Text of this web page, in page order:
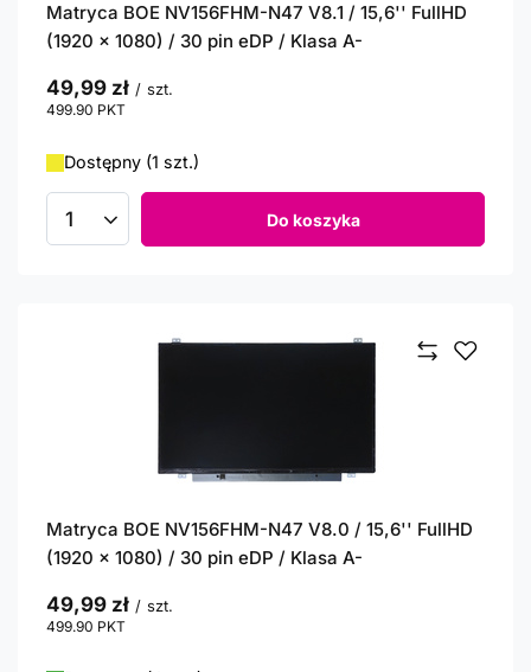
Matryca BOE NV156FHM-N47 V8.1 / 15,6'' FullHD
(1920 x 1080) / 30 pin eDP / Klasa A-
49,99 zł / szt.
499.90 PKT
Dostępny (1 szt.)
Ilość produktów Do koszyka
Matryca BOE NV156FHM-N47 V8.0 / 15,6'' FullHD
(1920 x 1080) / 30 pin eDP / Klasa A-
49,99 zł / szt.
499.90 PKT